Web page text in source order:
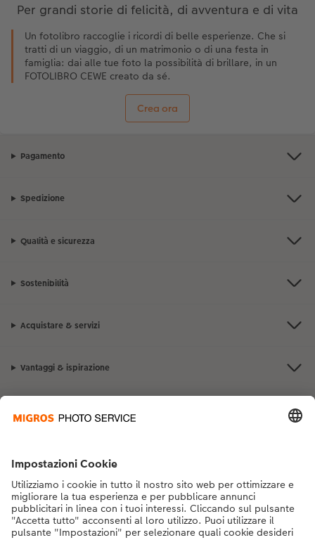
Per grandi storie di felicità, di avventura e di vita
Un fotolibro raccoglie i ricordi di belle esperienze. Che si
tratti di un viaggio, di un matrimonio o di una festa in
famiglia: dai alle tue foto la possibilità di brillare, in un
FOTOLIBRO CEWE creato da sé.
Crea ora
Pagamento
Spedizione
Qualità e sicurezza
Sostenibilità
Acquistare & servizi
Vantaggi & ispirazione
Se hai domande sui prodotti o sull'ordine, non esitare a contattarci dal
lunedì alla domenica dalle 9:00 alle 20:00 (esclusi i giorni festivi) al
numero di telefono043 5500 292 dal lunedì alla domenica, dalle 9:00 alle
20:00 (festività escluse)